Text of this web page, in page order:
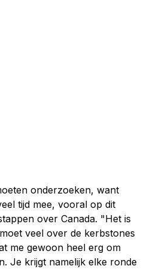
onderzoeken, want
tijd mee, vooral op dit
over Canada. "Het is
veel over de kerbstones
me gewoon heel erg om
Je krijgt namelijk elke ronde